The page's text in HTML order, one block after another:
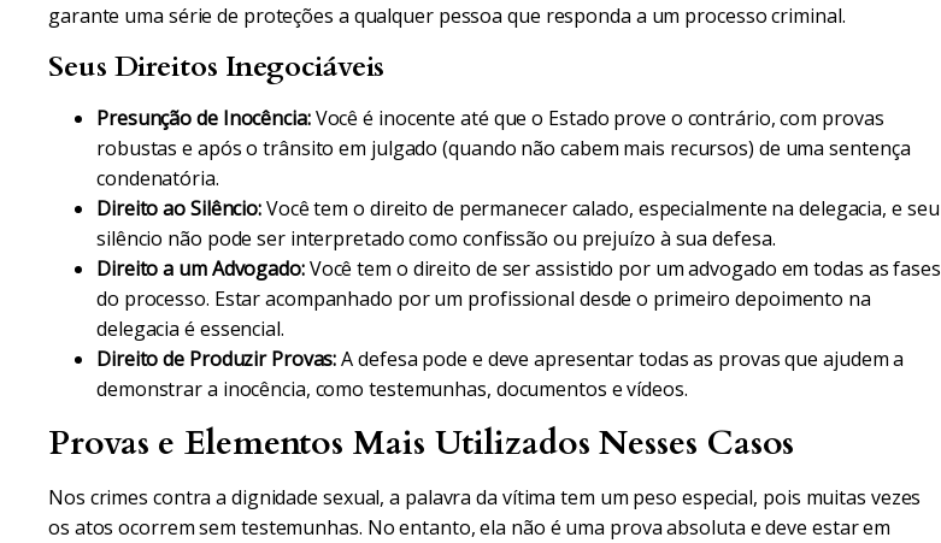
garante uma série de proteções a qualquer pessoa que responda a um processo criminal.
Seus Direitos Inegociáveis
Presunção de Inocência:Você é inocente até que o Estado prove o contrário, com provas
robustas e após o trânsito em julgado (quando não cabem mais recursos) de uma sentença
condenatória.
Direito ao Silêncio:Você tem o direito de permanecer calado, especialmente na delegacia, e seu
silêncio não pode ser interpretado como confissão ou prejuízo à sua defesa.
Direito a um Advogado:Você tem o direito de ser assistido por um advogado em todas as fases
do processo. Estar acompanhado por um profissional desde o primeiro depoimento na
delegacia é essencial.
Direito de Produzir Provas:A defesa pode e deve apresentar todas as provas que ajudem a
demonstrar a inocência, como testemunhas, documentos e vídeos.
Provas e Elementos Mais Utilizados Nesses Casos
Nos crimes contra a dignidade sexual, a palavra da vítima tem um peso especial, pois muitas vezes
os atos ocorrem sem testemunhas. No entanto, ela não é uma prova absoluta e deve estar em